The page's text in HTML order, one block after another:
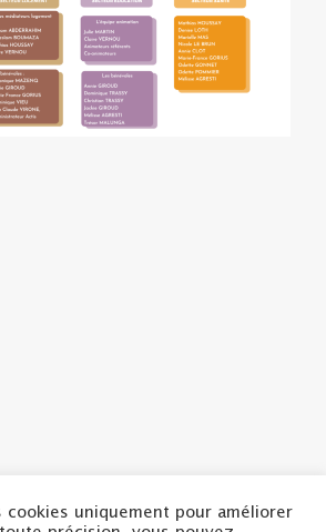
cookies uniquement pour améliorer